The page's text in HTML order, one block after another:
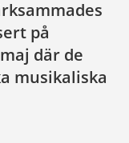
på
där de
musikaliska